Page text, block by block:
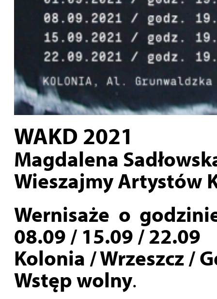
WAKD 2021
Magdalena
Wieszajmy Artystów
Wernisaże o
08.09 / 15.09 / 22.09
Kolonia / Wrzeszcz /
Wstęp wolny.